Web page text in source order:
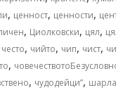
, ценност, ценности,
, Циолковски, цял,
често, чийто, чип, чист,
,
, чудодейци”,